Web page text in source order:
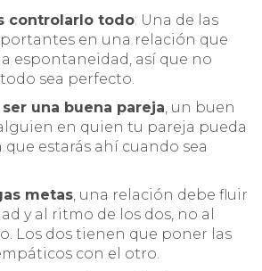
controlarlo todo: Una de las
en una relación que
espontaneidad, así que no
sea perfecto.
una buena pareja, un buen
en quien tu pareja pueda
que estarás ahí cuando sea
metas, una relación debe fluir
y al ritmo de los dos, no al
Los dos tienen que poner las
con el otro.